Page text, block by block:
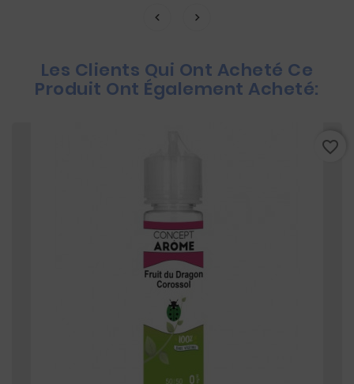
Les Clients Qui Ont Acheté Ce
Produit Ont Également Acheté:
favorite_border